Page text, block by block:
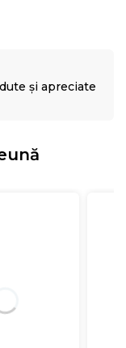
și apreciate